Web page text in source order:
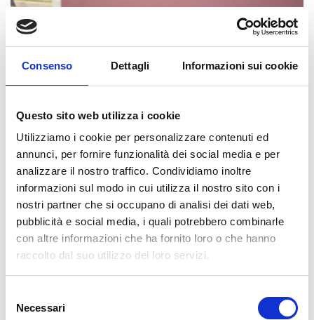
Consenso Dettagli Informazioni sui cookie
Questo sito web utilizza i cookie
Utilizziamo i cookie per personalizzare contenuti ed
annunci, per fornire funzionalità dei social media e per
analizzare il nostro traffico. Condividiamo inoltre
informazioni sul modo in cui utilizza il nostro sito con i
nostri partner che si occupano di analisi dei dati web,
pubblicità e social media, i quali potrebbero combinarle
con altre informazioni che ha fornito loro o che hanno
raccolto dal suo utilizzo dei loro servizi.
delNecessari